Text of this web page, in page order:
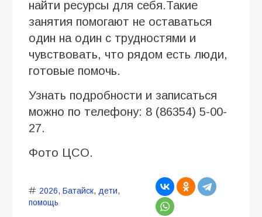
найти ресурсы для себя.Такие
занятия помогают не оставаться
один на один с трудностями и
чувствовать, что рядом есть люди,
готовые помочь.
Узнать подробности и записаться
можно по телефону: 8 (86354) 5-00-
27.
Фото ЦСО.
2026, Батайск, дети,
помощь